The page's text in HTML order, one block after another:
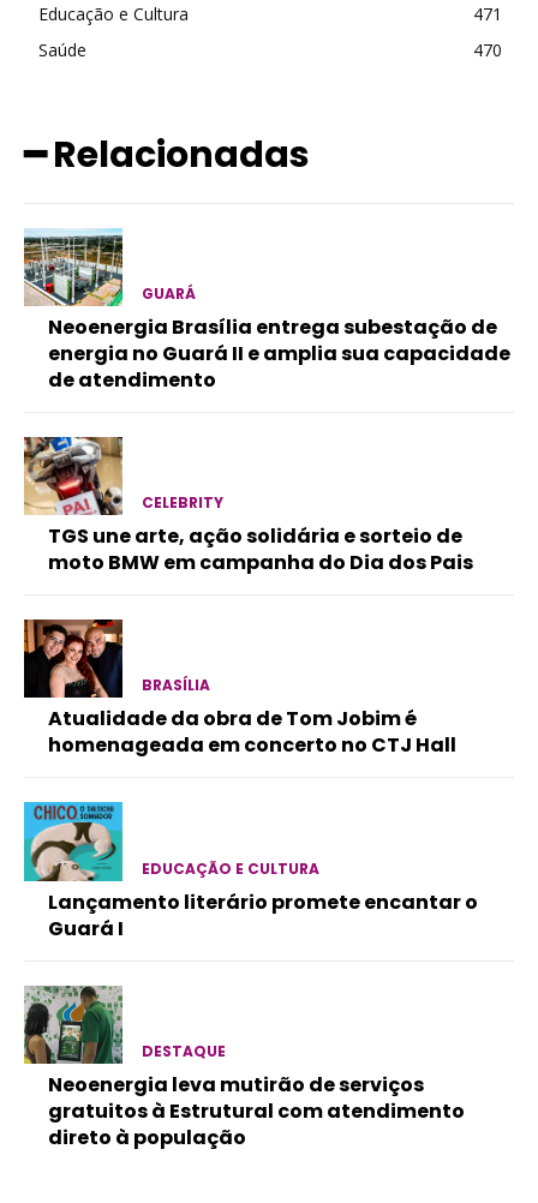
Educação e Cultura
471
Saúde
470
━ Relacionadas
GUARÁ
Neoenergia Brasília entrega subestação de
energia no Guará II e amplia sua capacidade
de atendimento
CELEBRITY
TGS une arte, ação solidária e sorteio de
moto BMW em campanha do Dia dos Pais
BRASÍLIA
Atualidade da obra de Tom Jobim é
homenageada em concerto no CTJ Hall
EDUCAÇÃO E CULTURA
Lançamento literário promete encantar o
Guará I
DESTAQUE
Neoenergia leva mutirão de serviços
gratuitos à Estrutural com atendimento
direto à população